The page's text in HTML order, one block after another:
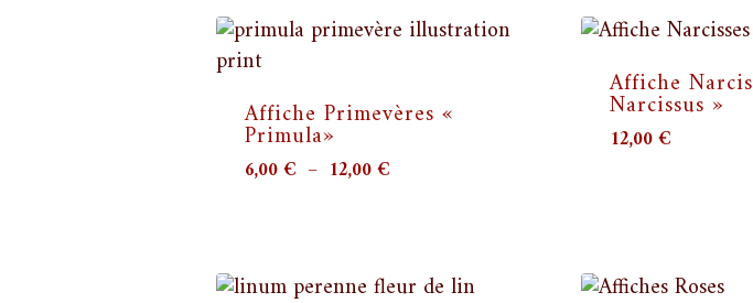
Affiche Primevères «
Primula»
6,00€ – 12,00€
à
Affiche
Narcissus »
12,00€